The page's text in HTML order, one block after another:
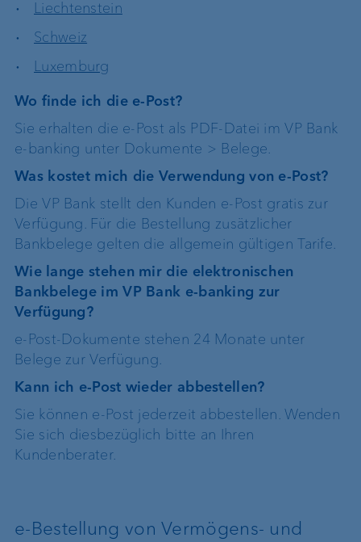
Liechtenstein
Schweiz
Luxemburg
Wo finde ich die e-Post?
Sie erhalten die e-Post als PDF-Datei im VP Bank
e-banking unter Dokumente > Belege.
Was kostet mich die Verwendung von e-Post?
Die VP Bank stellt den Kunden e-Post gratis zur
Verfügung. Für die Bestellung zusätzlicher
Bankbelege gelten die allgemein gültigen Tarife.
Wie lange stehen mir die elektronischen
Bankbelege im VP Bank e-banking zur
Verfügung?
e-Post-Dokumente stehen 24 Monate unter
Belege zur Verfügung.
Kann ich e-Post wieder abbestellen?
Sie können e-Post jederzeit abbestellen. Wenden
Sie sich diesbezüglich bitte an Ihren
Kundenberater.
e-Bestellung von Vermögens- und